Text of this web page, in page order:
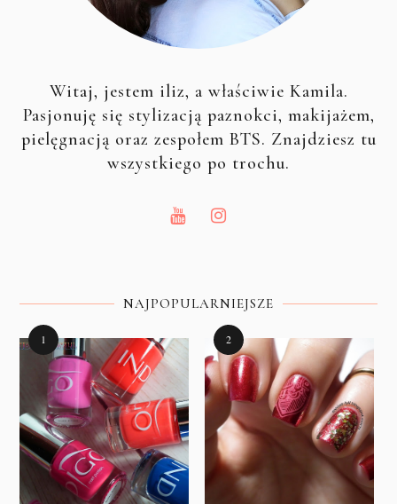
Witaj, jestem iliz, a właściwie Kamila.
Pasjonuję się stylizacją paznokci, makijażem,
pielęgnacją oraz zespołem BTS. Znajdziesz tu
wszystkiego po trochu.
NAJPOPULARNIEJSZE